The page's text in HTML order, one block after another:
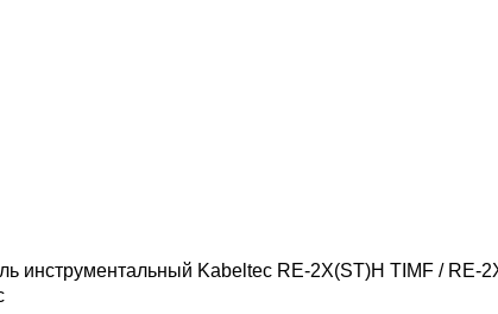
инструментальный Kabeltec RE-2X(ST)H TIMF / RE-